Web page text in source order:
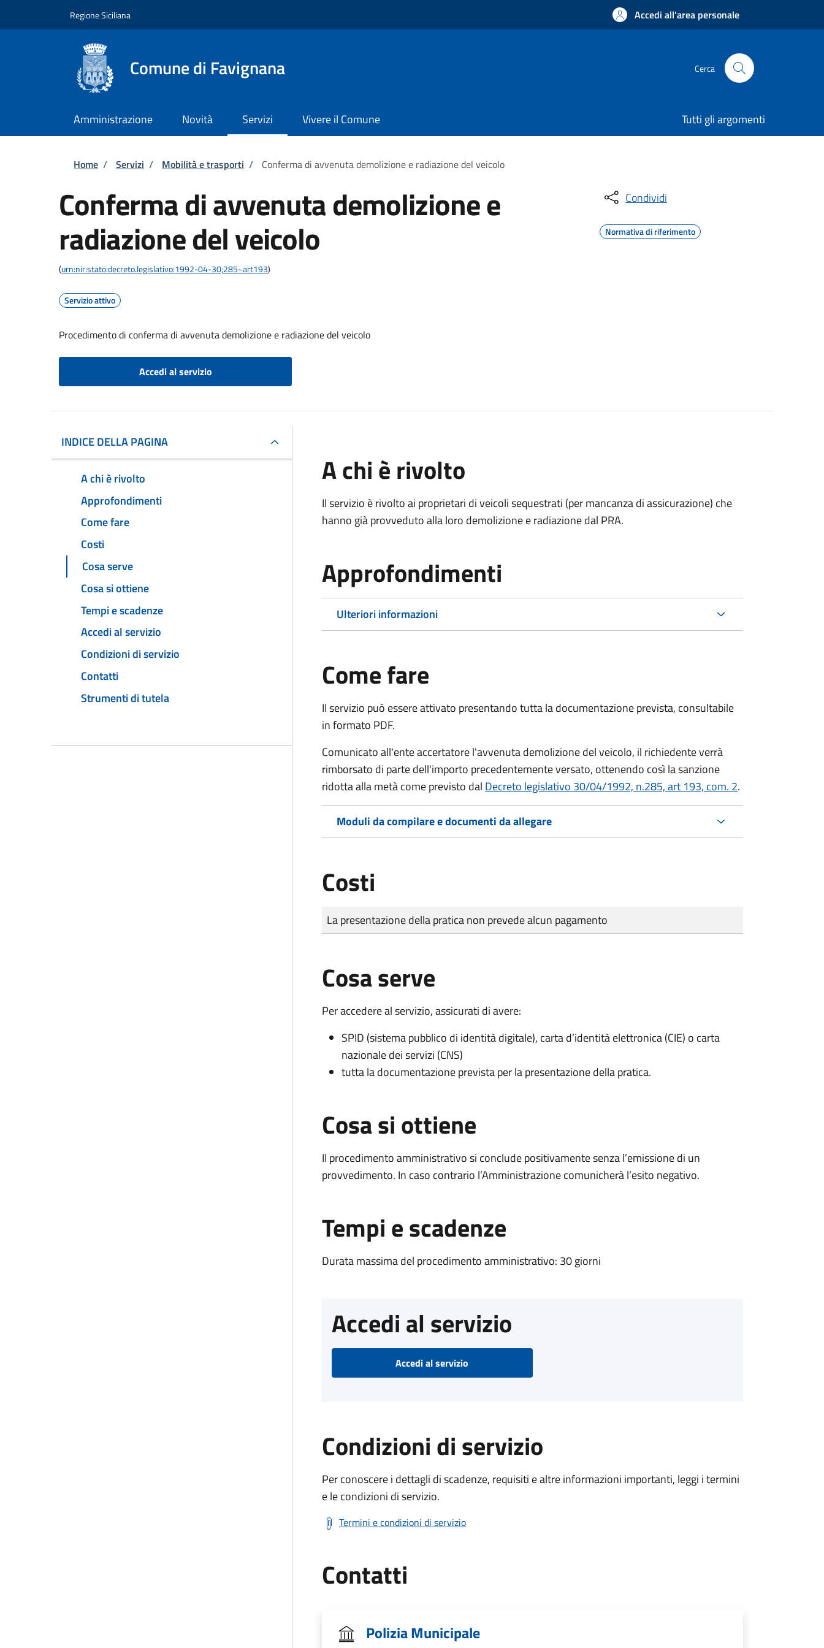
Regione Siciliana Accedi all'area personale
Comune di Favignana Cerca
Amministrazione Novità Servizi Vivere il Comune Tutti gli argomenti
Briciole di pane
Home / Servizi / Mobilità e trasporti / Conferma di avvenuta demolizione e radiazione del veicolo
Conferma di avvenuta demolizione e
radiazione del veicolo
(urn:nir:stato:decreto.legislativo:1992-04-30;285~art193)
Servizio attivo
Procedimento di conferma di avvenuta demolizione e radiazione del veicolo
Accedi al servizio
Condividi
Normativa di riferimento
INDICE DELLA PAGINA
A chi è rivolto
Approfondimenti
Come fare
Costi
Cosa serve
Cosa si ottiene
Tempi e scadenze
Accedi al servizio
Condizioni di servizio
Contatti
Strumenti di tutela
A chi è rivolto
Il servizio è rivolto ai proprietari di veicoli sequestrati (per mancanza di assicurazione) che
hanno già provveduto alla loro demolizione e radiazione dal PRA.
Approfondimenti
Ulteriori informazioni
Come fare
Il servizio può essere attivato presentando tutta la documentazione prevista, consultabile
in formato PDF.
Comunicato all'ente accertatore l'avvenuta demolizione del veicolo, il richiedente verrà
rimborsato di parte dell'importo precedentemente versato, ottenendo così la sanzione
ridotta alla metà come previsto dal Decreto legislativo 30/04/1992, n.285, art 193, com. 2.
Moduli da compilare e documenti da allegare
Costi
Tipo di pagamento
Importo
La presentazione della pratica non prevede alcun pagamento
Cosa serve
Per accedere al servizio, assicurati di avere:
SPID (sistema pubblico di identità digitale), carta d’identità elettronica (CIE) o carta
nazionale dei servizi (CNS)
tutta la documentazione prevista per la presentazione della pratica.
Cosa si ottiene
Il procedimento amministrativo si conclude positivamente senza l’emissione di un
provvedimento. In caso contrario l’Amministrazione comunicherà l’esito negativo.
Tempi e scadenze
Durata massima del procedimento amministrativo: 30 giorni
Accedi al servizio
Accedi al servizio
Condizioni di servizio
Per conoscere i dettagli di scadenze, requisiti e altre informazioni importanti, leggi i termini
e le condizioni di servizio.
Termini e condizioni di servizio
Contatti
Polizia Municipale